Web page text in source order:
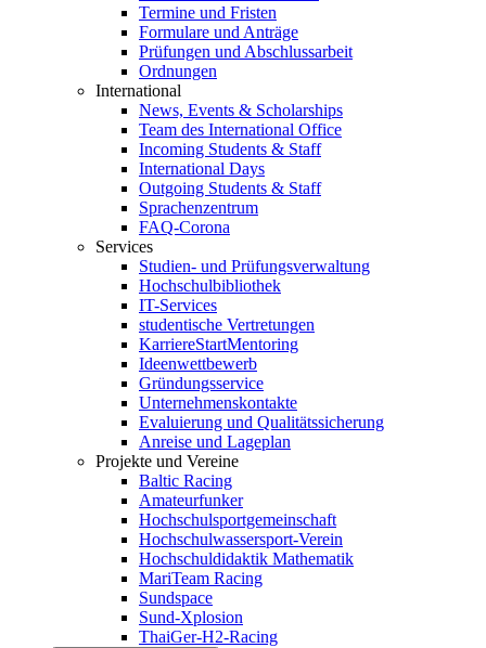
Termine und Fristen
Formulare und Anträge
Prüfungen und Abschlussarbeit
Ordnungen
International
News, Events & Scholarships
Team des International Office
Incoming Students & Staff
International Days
Outgoing Students & Staff
Sprachenzentrum
FAQ-Corona
Services
Studien- und Prüfungsverwaltung
Hochschulbibliothek
IT-Services
studentische Vertretungen
KarriereStartMentoring
Ideenwettbewerb
Gründungsservice
Unternehmenskontakte
Evaluierung und Qualitätssicherung
Anreise und Lageplan
Projekte und Vereine
Baltic Racing
Amateurfunker
Hochschulsportgemeinschaft
Hochschulwassersport-Verein
Hochschuldidaktik Mathematik
MariTeam Racing
Sundspace
Sund-Xplosion
ThaiGer-H2-Racing